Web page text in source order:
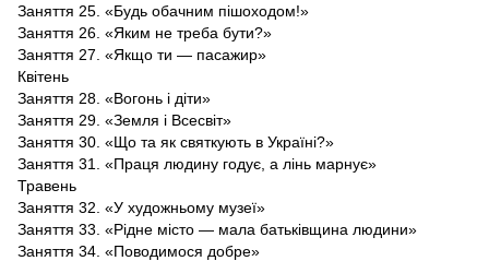
Заняття 25. «Будь обачним пішоходом!»
Заняття 26. «Яким не треба бути?»
Заняття 27. «Якщо ти — пасажир»
Квітень
Заняття 28. «Вогонь і діти»
Заняття 29. «Земля і Всесвіт»
Заняття 30. «Що та як святкують в Україні?»
Заняття 31. «Праця людину годує, а лінь марнує»
Травень
Заняття 32. «У художньому музеї»
Заняття 33. «Рідне місто — мала батьківщина людини»
Заняття 34. «Поводимося добре»